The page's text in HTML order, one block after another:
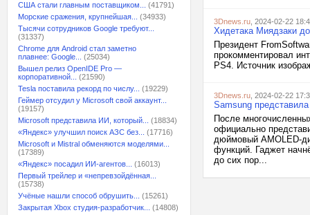
США стали главным поставщиком...
(41791)
Морские сражения, крупнейшая...
(34933)
Тысячи сотрудников Google требуют...
(31337)
Chrome для Android стал заметно
плавнее: Google...
(25034)
Вышел релиз OpenIDE Pro —
корпоративной...
(21590)
Tesla поставила рекорд по числу...
(19229)
Геймер отсудил у Microsoft свой аккаунт...
(19157)
Microsoft представила ИИ, который...
(18834)
«Яндекс» улучшил поиск АЗС без...
(17716)
Microsoft и Mistral обменяются моделями...
(17389)
«Яндекс» посадил ИИ-агентов...
(16013)
Первый трейлер и «непревзойдённая...
(15738)
Учёные нашли способ обрушить...
(15261)
Закрытая Xbox студия-разработчик...
(14808)
3Dnews.ru , 2024-02-22
Хидетака Миядзаки
Президент
прокомментировал
PS4. Источник
3Dnews.ru , 2024-02-22
Samsung
После
официально
дюймовый AMOLED-
функций. Гаджет
до сих пор...